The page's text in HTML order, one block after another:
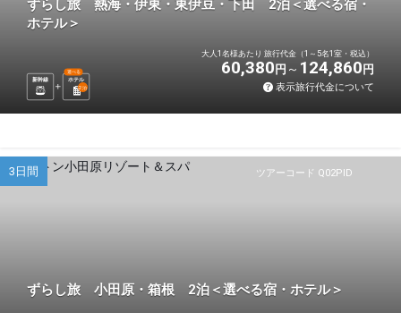
ずらし旅 熱海・伊東・東伊豆・下田 2泊＜選べる宿・
ホテル＞
新幹線 ホテル
選べる
2泊
大人1名様あたり 旅行代金（1～5名1室・税込）
60,380 円 124,860 円
表示旅行代金について
ツアーコード Q02PID
3日間
ずらし旅 小田原・箱根 2泊＜選べる宿・ホテル＞